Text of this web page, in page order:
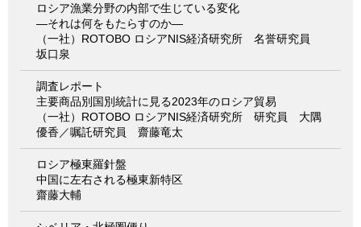
ロシア漁業分野の内部で生じている変化
―それは何をもたらすのか―
（一社）ROTOBO ロシアNIS経済研究所 名誉研究員
坂口泉
調査レポート
主要商品別国別統計に見る2023年のロシア貿易
（一社）ROTOBO ロシアNIS経済研究所 研究員 大隅
優香／嘱託研究員 齋藤竜太
ロシア極東羅針盤
中国に左右される極東新特区
齋藤大輔